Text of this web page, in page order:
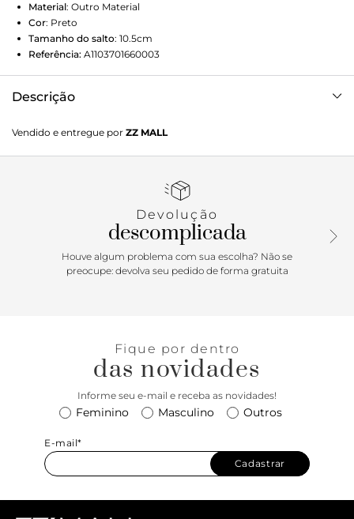
Material: Outro Material
Cor: Preto
Tamanho do salto: 10.5cm
Referência: A1103701660003
Descrição
revestido em linho, e bico redondo. Traz tira média sobre os
dedos. Aberta, possui tira fina que sai das laterais, se cruza
metálica lateral. Com palmilha da cor do modelo e
A sandália plataforma surge renovada com salto revestido
Vendido e entregue por ZZ MALL
Devolução
descomplicada
Houve algum problema com sua escolha? Não se
preocupe: devolva seu pedido de forma gratuita
Fique por dentro
das novidades
Informe seu e-mail e receba as novidades!
Feminino Masculino Outros
E-mail*
Cadastrar